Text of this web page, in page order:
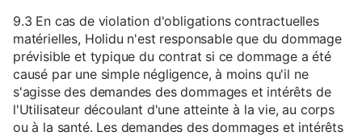
9.3 En cas de violation d'obligations contractuelles
matérielles, Holidu n'est responsable que du dommage
prévisible et typique du contrat si ce dommage a été
causé par une simple négligence, à moins qu'il ne
s'agisse des demandes des dommages et intérêts de
l'Utilisateur découlant d'une atteinte à la vie, au corps
ou à la santé. Les demandes des dommages et intérêts